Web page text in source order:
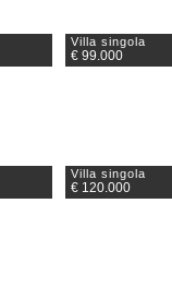
Villa singola
€ 99.000
Villa singola
€ 120.000